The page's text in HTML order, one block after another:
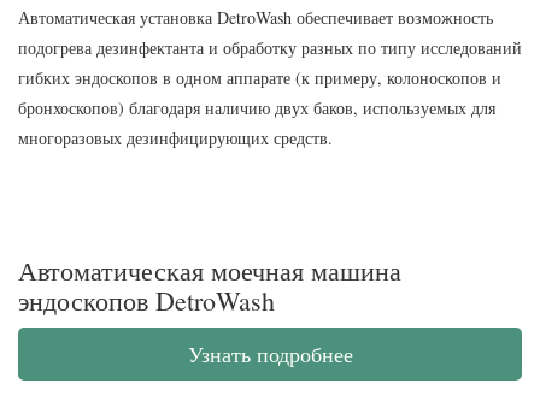
Автоматическая установка DetroWash обеспечивает возможность
подогрева дезинфектанта и обработку разных по типу исследований
гибких эндоскопов в одном аппарате (к примеру, колоноскопов и
бронхоскопов) благодаря наличию двух баков, используемых для
многоразовых дезинфицирующих средств.
Автоматическая моечная машина
эндоскопов DetroWash
Узнать подробнее